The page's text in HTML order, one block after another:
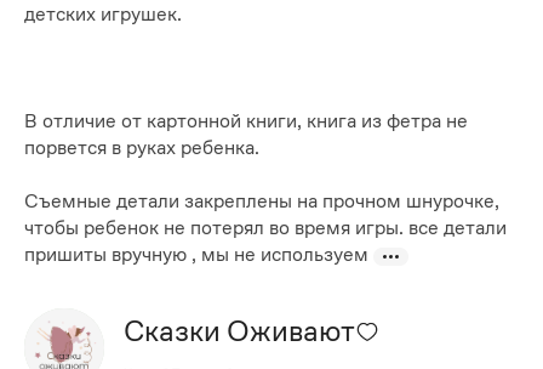
детских игрушек.
В отличие от картонной книги, книга из фетра не
порвется в руках ребенка.
Съемные детали закреплены на прочном шнурочке,
чтобы ребенок не потерял во время игры. все детали
пришиты вручную , мы не используем
Сказки Оживают